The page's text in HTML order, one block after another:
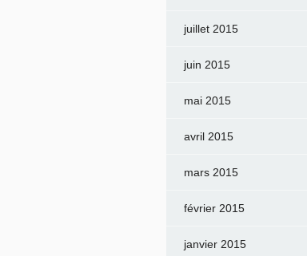
juillet 2015
juin 2015
mai 2015
avril 2015
mars 2015
février 2015
janvier 2015